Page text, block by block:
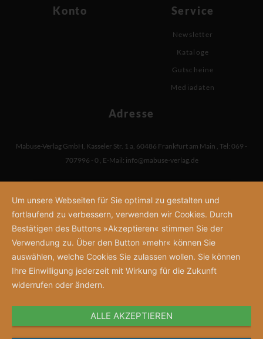
Konto Service
Newsletter
Kataloge
Gutscheine
Mediadaten
Adresse
Mabuse-Verlag GmbH, Kasseler Str. 1 a, 60486 Frankfurt am Main , Tel: 069 -
707996 - 0 , E-Mail: info@mabuse-verlag.de
Um unsere Webseiten für Sie optimal zu gestalten und
fortlaufend zu verbessern, verwenden wir Cookies. Durch
Bestätigen des Buttons »Akzeptieren« stimmen Sie der
Verwendung zu. Über den Button »mehr« können Sie
auswählen, welche Cookies Sie zulassen wollen. Sie können
Ihre Einwilligung jederzeit mit Wirkung für die Zukunft
widerrufen oder ändern.
ALLE AKZEPTIEREN